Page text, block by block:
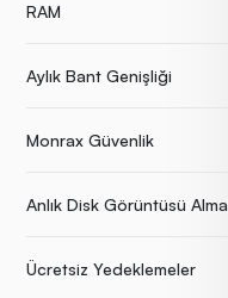
RAM
Aylık Bant Genişliği
Monrax Güvenlik
Anlık Disk Görüntüsü Alma
Ücretsiz Yedeklemeler